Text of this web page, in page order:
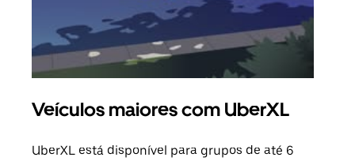
Veículos maiores com UberXL
UberXL está disponível para grupos de até 6